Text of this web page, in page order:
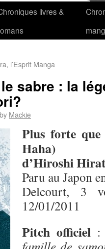
livres &
l’Esprit Manga
sabre : la
by Mackie
Plus forte
Haha)
d’Hiroshi
Paru au Japon
Delcourt, 3
12/01/2011
Pitch officiel